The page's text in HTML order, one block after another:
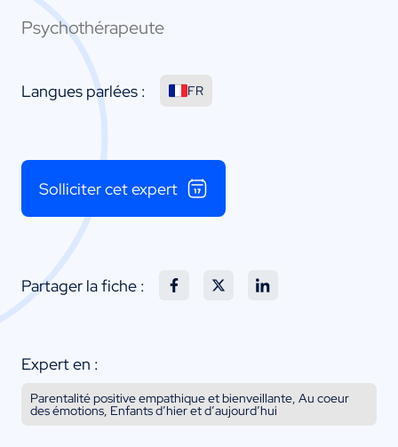
Psychothérapeute
Langues parlées : FR
Solliciter cet expert
Partager la fiche :
Expert en :
Parentalité positive empathique et bienveillante, Au coeur
des émotions, Enfants d’hier et d’aujourd’hui